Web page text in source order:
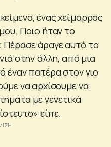
ένας χείμαρρος
Ποιο ήταν το
άραγε αυτό το
στην άλλη, από μια
έναν πατέρα στον γιο
να αρχίσουμε να
με γενετικά
είπε.